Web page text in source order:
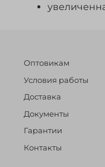
Оптовикам
Условия работы
Доставка
Документы
Гарантии
Контакты